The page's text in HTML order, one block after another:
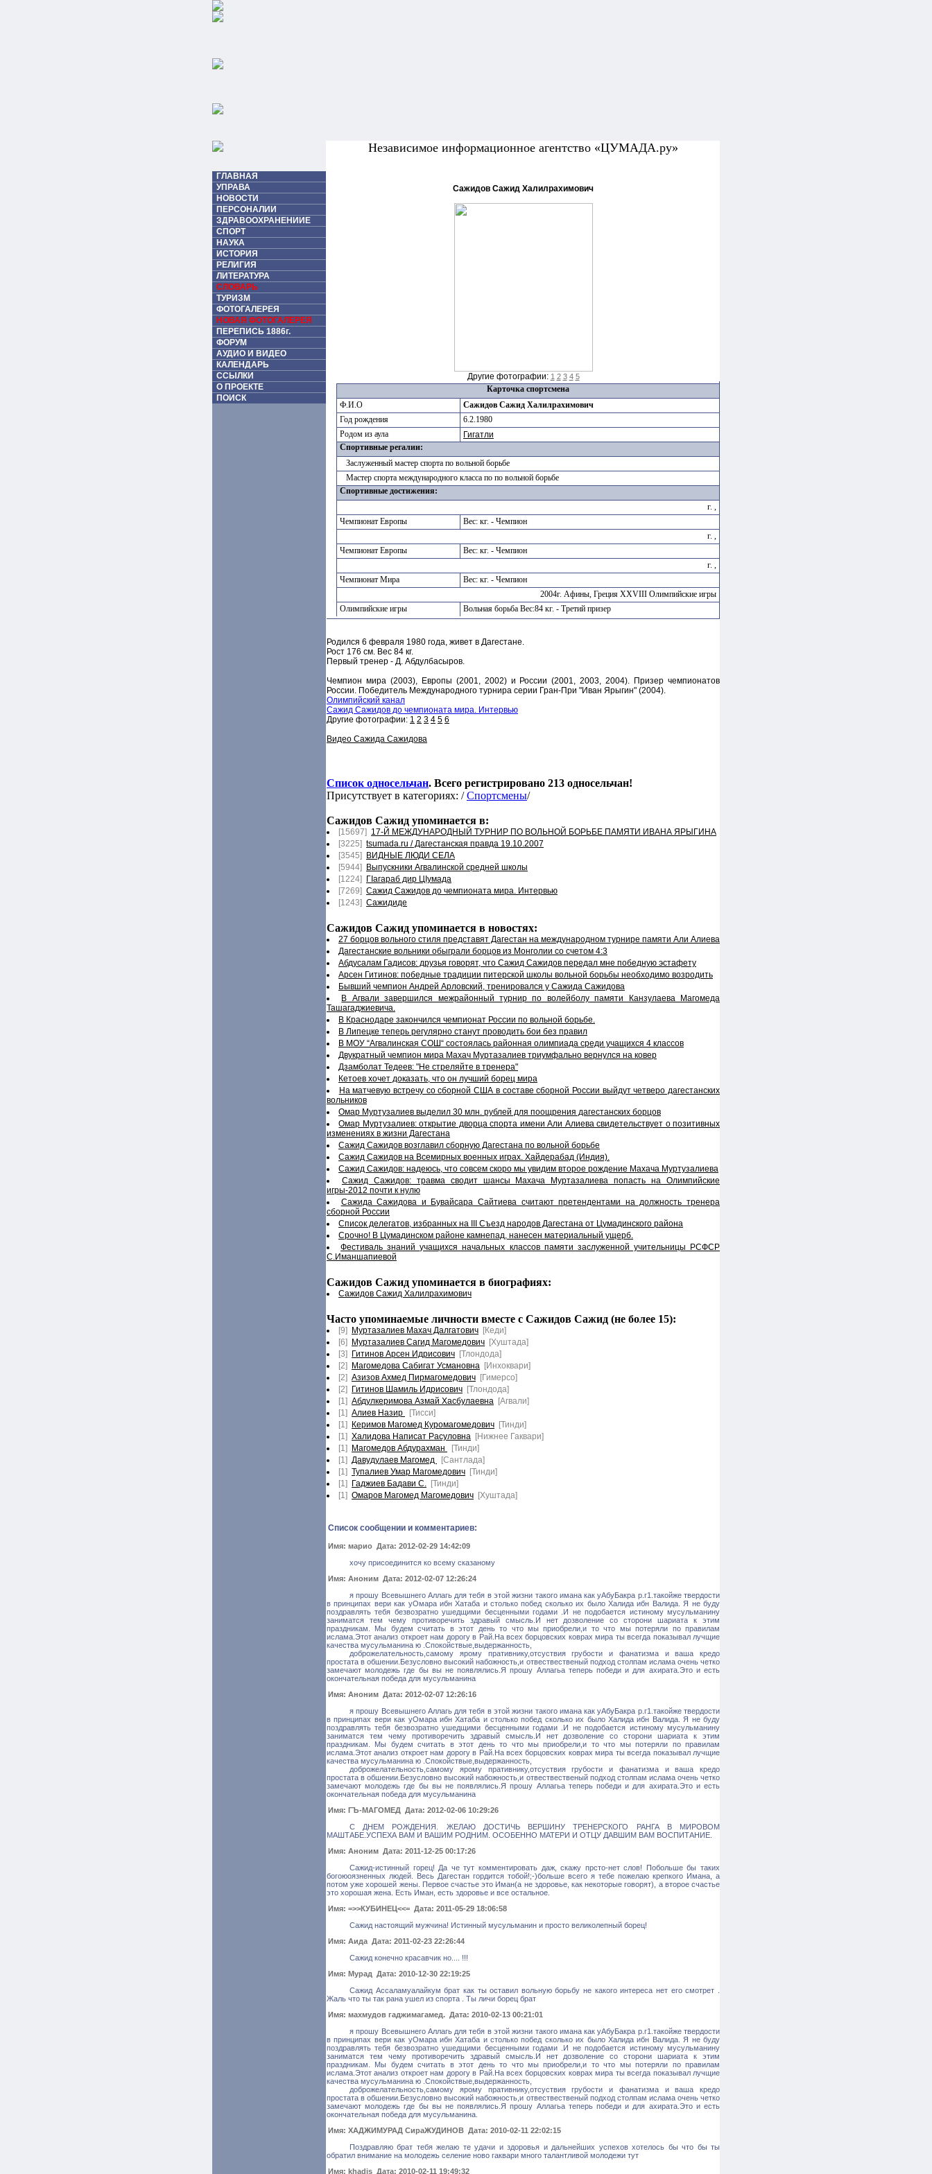
Независимое информационное агентство «ЦУМАДА.ру»
ГЛАВНАЯ
УПРАВА
НОВОСТИ
ПЕРСОНАЛИИ
ЗДРАВООХРАНЕНИИЕ
СПОРТ
НАУКА
ИСТОРИЯ
РЕЛИГИЯ
ЛИТЕРАТУРА
СЛОВАРЬ
ТУРИЗМ
ФОТОГАЛЕРЕЯ
НОВАЯ ФОТОГАЛЕРЕЯ
ПЕРЕПИСЬ 1886г.
ФОРУМ
АУДИО И ВИДЕО
КАЛЕНДАРЬ
ССЫЛКИ
О ПРОЕКТЕ
ПОИСК
Сажидов Сажид Халилрахимович
Другие фотографии: 1 2 3 4 5
Карточка спортсмена
Ф.И.О
Сажидов Сажид Халилрахимович
Год рождения
6.2.1980
Родом из аула
Гигатли
Спортивные регалии:
Заслуженный мастер спорта по вольной борьбе
Мастер спорта международного класса по по вольной борьбе
Спортивные достижения:
г. ,
Чемпионат Европы
Вес: кг. - Чемпион
г. ,
Чемпионат Европы
Вес: кг. - Чемпион
г. ,
Чемпионат Мира
Вес: кг. - Чемпион
2004г. Афины, Греция XXVIII Олимпийские игры
Олимпийские игры
Вольная борьба Вес:84 кг. - Третий призер
Родился 6 февраля 1980 года, живет в Дагестане.
Рост 176 см. Вес 84 кг.
Первый тренер - Д. Абдулбасыров.
Чемпион мира (2003), Европы (2001, 2002) и России (2001, 2003, 2004). Призер чемпионатов
России. Победитель Международного турнира серии Гран-При "Иван Ярыгин" (2004).
Олимпийский канал
Сажид Сажидов до чемпионата мира. Интервью
Другие фотографии: 1 2 3 4 5 6
Видео Сажида Сажидова
Список односельчан. Всего регистрировано 213 односельчан!
Присутствует в категориях: /Спортсмены/
Сажидов Сажид упоминается в:
[15697] 17-Й МЕЖДУНАРОДНЫЙ ТУРНИР ПО ВОЛЬНОЙ БОРЬБЕ ПАМЯТИ ИВАНА ЯРЫГИНА
[3225] tsumada.ru / Дагестанская правда 19.10.2007
[3545]
ВИДНЫЕ ЛЮДИ СЕЛА
[5944]
Выпускники Агвалинской средней школы
[1224]
ГIагараб дир ЦIумада
[7269] Сажид Сажидов до чемпионата мира. Интервью
[1243] Сажидиде
Сажидов Сажид упоминается в новостях:
27 борцов вольного стиля представят Дагестан на международном турнире памяти Али Алиева
Дагестанские вольники обыграли борцов из Монголии со счетом 4:3
Абдусалам Гадисов: друзья говорят, что Сажид Сажидов передал мне победную эстафету
Арсен Гитинов: победные традиции питерской школы вольной борьбы необходимо возродить
Бывший чемпион Андрей Арловский, тренировался у Сажида Сажидова
В Агвали завершился межрайонный турнир по волейболу памяти Канзулаева Магомеда
Ташагаджиевича.
В Краснодаре закончился чемпионат России по вольной борьбе.
В Липецке теперь регулярно станут проводить бои без правил
В МОУ “Агвалинская СОШ“ состоялась районная олимпиада среди учащихся 4 классов
Двукратный чемпион мира Махач Муртазалиев триумфально вернулся на ковер
Дзамболат Тедеев: "Не стреляйте в тренера"
Кетоев хочет доказать, что он лучший борец мира
На матчевую встречу со сборной США в составе сборной России выйдут четверо дагестанских
вольников
Омар Муртузалиев выделил 30 млн. рублей для поощрения дагестанских борцов
Омар Муртузалиев: открытие дворца спорта имени Али Алиева свидетельствует о позитивных
изменениях в жизни Дагестана
Сажид Сажидов возглавил сборную Дагестана по вольной борьбе
Сажид Сажидов на Всемирных военных играх. Хайдерабад (Индия).
Сажид Сажидов: надеюсь, что совсем скоро мы увидим второе рождение Махача Муртузалиева
Сажид Сажидов: травма сводит шансы Махача Муртазалиева попасть на Олимпийские
игры-2012 почти к нулю
Сажида Сажидова и Бувайсара Сайтиева считают претендентами на должность тренера
сборной России
Список делегатов, избранных на III Съезд народов Дагестана от Цумадинского района
Срочно! В Цумадинском районе камнепад, нанесен материальный ущерб.
Фестиваль знаний учащихся начальных классов памяти заслуженной учительницы РСФСР
С.Иманшапиевой
Сажидов Сажид упоминается в биографиях:
Сажидов Сажид Халилрахимович
Часто упоминаемые личности вместе с Сажидов Сажид (не более 15):
[9] Муртазалиев Махач Далгатович [Кеди]
[6]
Муртазалиев Сагид Магомедович [Хуштада]
[3]
Гитинов Арсен Идрисович [Тлондода]
[2]
Магомедова Сабигат Усмановна [Инхоквари]
[2] Азизов Ахмед Пирмагомедович [Гимерсо]
[2]
Гитинов Шамиль Идрисович [Тлондода]
[1] Абдулкеримова Азмай Хасбулаевна [Агвали]
[1] Алиев Назир
[Тисси]
[1]
Керимов Магомед Куромагомедович [Тинди]
[1] Халидова Написат Расуловна [Нижнее Гаквари]
[1]
Магомедов Абдурахман
[Тинди]
[1] Давудулаев Магомед
[Сантлада]
[1] Тупалиев Умар Магомедович [Тинди]
[1]
Гаджиев Бадави С. [Тинди]
[1] Омаров Магомед Магомедович [Хуштада]
Список сообщении и комментариев:
Имя: марио Дата: 2012-02-29 14:42:09
хочу присоединится ко всему сказаному
Имя: Аноним Дата: 2012-02-07 12:26:24
я прошу Всевышнего Аллагь для тебя в этой жизни такого имана как уАбуБакра р.г1.такойже твердости
в принципах вери как уОмара ибн Хатаба и столько побед сколько их было Халида ибн Валида. Я не буду
поздравлять тебя безвозратно ушедщими бесценными годами .И не подобается истиному мусульманину
заниматся тем чему противоречить здравый смысль.И нет дозволение со сторони шариата к этим
праздникам. Мы будем считать в этот день то что мы приобрели,и то что мы потеряли по правилам
ислама.Этот анализ откроет нам дорогу в Рай.На всех борцовских коврах мира ты всегда показывал лучщие
качества мусульманина ю .Спокойствые,выдержанность,
доброжелательность,самому ярому пративнику,отсуствия грубости и фанатизма и ваша кредо
простата в обшении.Безусловно высокий набожность,и отвествественый подход столпам ислама очень четко
замечают молодежь где бы вы не появлялись.Я прошу Аллагьа теперь победи и для ахирата.Это и есть
окончательная победа для мусульманина
Имя: Аноним Дата: 2012-02-07 12:26:16
я прошу Всевышнего Аллагь для тебя в этой жизни такого имана как уАбуБакра р.г1.такойже твердости
в принципах вери как уОмара ибн Хатаба и столько побед сколько их было Халида ибн Валида. Я не буду
поздравлять тебя безвозратно ушедщими бесценными годами .И не подобается истиному мусульманину
заниматся тем чему противоречить здравый смысль.И нет дозволение со сторони шариата к этим
праздникам. Мы будем считать в этот день то что мы приобрели,и то что мы потеряли по правилам
ислама.Этот анализ откроет нам дорогу в Рай.На всех борцовских коврах мира ты всегда показывал лучщие
качества мусульманина ю .Спокойствые,выдержанность,
доброжелательность,самому ярому пративнику,отсуствия грубости и фанатизма и ваша кредо
простата в обшении.Безусловно высокий набожность,и отвествественый подход столпам ислама очень четко
замечают молодежь где бы вы не появлялись.Я прошу Аллагьа теперь победи и для ахирата.Это и есть
окончательная победа для мусульманина
Имя: ГЪ-МАГОМЕД Дата: 2012-02-06 10:29:26
С ДНЕМ РОЖДЕНИЯ. ЖЕЛАЮ ДОСТИЧЬ ВЕРШИНУ ТРЕНЕРСКОГО РАНГА В МИРОВОМ
МАШТАБЕ.УСПЕХА ВАМ И ВАШИМ РОДНИМ. ОСОБЕННО МАТЕРИ И ОТЦУ ДАВШИМ ВАМ ВОСПИТАНИЕ.
Имя: Аноним Дата: 2011-12-25 00:17:26
Сажид-истинный горец! Да че тут комментировать даж, скажу прсто-нет слов! Побольше бы таких
богоюоязненных людей. Весь Дагестан гордится тобой!;-)больше всего я тебе пожелаю крепкого Имана, а
потом уже хорошей жены. Первое счастье это Иман(а не здоровье, как некоторые говорят), а второе счастье
это хорошая жена. Есть Иман, есть здоровье и все остальное.
Имя: =>>КУБИНЕЦ<<= Дата: 2011-05-29 18:06:58
Сажид настоящий мужчина! Истинный мусульманин и просто великолепный борец!
Имя: Аида Дата: 2011-02-23 22:26:44
Сажид конечно красавчик но.... !!!
Имя: Мурад Дата: 2010-12-30 22:19:25
Сажид Ассаламуалайкум брат как ты оставил вольную борьбу не какого интереса нет его смотрет .
Жаль что ты так рана ушел из спорта . Ты личи борец брат
Имя: махмудов гаджимагамед. Дата: 2010-02-13 00:21:01
я прошу Всевышнего Аллагь для тебя в этой жизни такого имана как уАбуБакра р.г1.такойже твердости
в принципах вери как уОмара ибн Хатаба и столько побед сколько их было Халида ибн Валида. Я не буду
поздравлять тебя безвозратно ушедщими бесценными годами .И не подобается истиному мусульманину
заниматся тем чему противоречить здравый смысль.И нет дозволение со сторони шариата к этим
праздникам. Мы будем считать в этот день то что мы приобрели,и то что мы потеряли по правилам
ислама.Этот анализ откроет нам дорогу в Рай.На всех борцовских коврах мира ты всегда показывал лучщие
качества мусульманина ю .Спокойствые,выдержанность,
доброжелательность,самому ярому пративнику,отсуствия грубости и фанатизма и ваша кредо
простата в обшении.Безусловно высокий набожность,и отвествественый подход столпам ислама очень четко
замечают молодежь где бы вы не появлялись.Я прошу Аллагьа теперь победи и для ахирата.Это и есть
окончательная победа для мусульманина.
Имя: ХАДЖИМУРАД СираЖУДИНОВ Дата: 2010-02-11 22:02:15
Поздравляю брат тебя желаю те удачи и здоровья и дальнейших успехов хотелось бы что бы ты
обратил внимание на молодежь селение ново гаквари много талантливой молодежи тут
Имя: khadis Дата: 2010-02-11 19:49:32